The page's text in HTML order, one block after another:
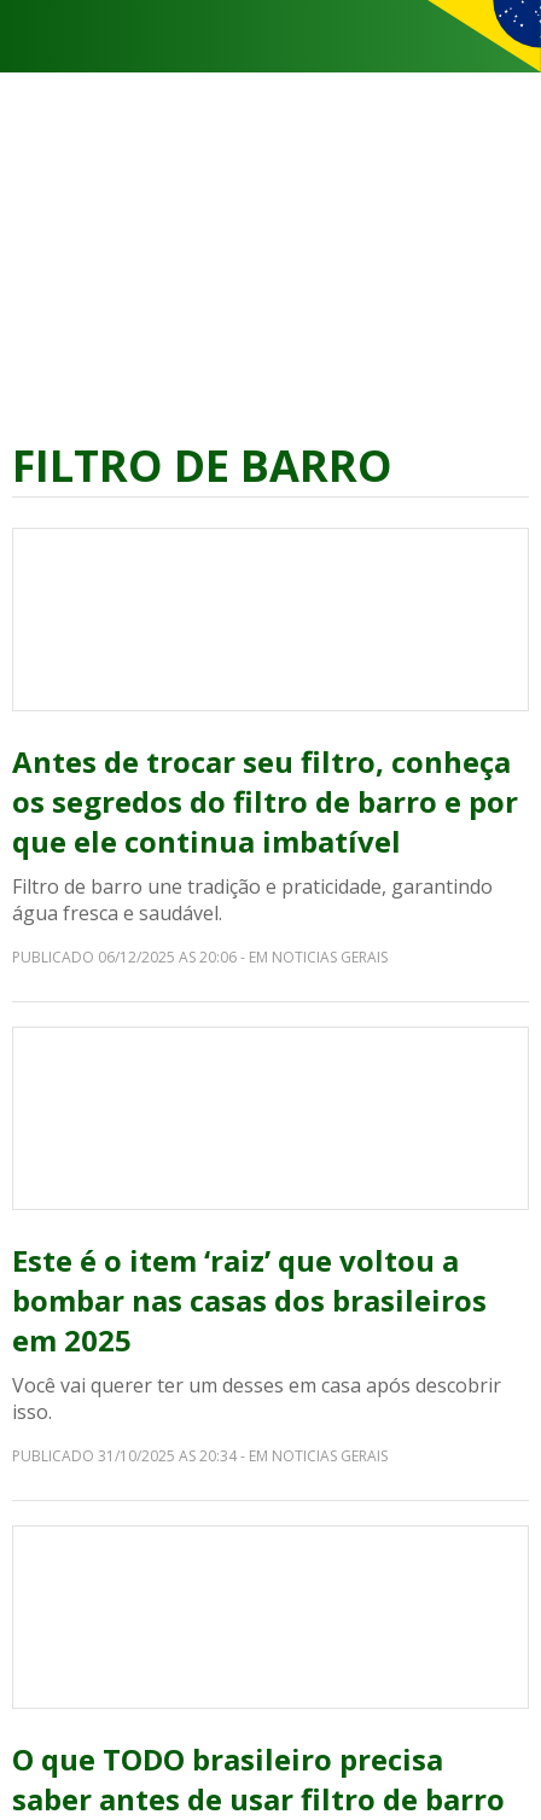
FILTRO DE BARRO
Antes de trocar seu filtro, conheça
os segredos do filtro de barro e por
que ele continua imbatível
Filtro de barro une tradição e praticidade, garantindo
água fresca e saudável.
PUBLICADO 06/12/2025 AS 20:06 - EM NOTICIAS GERAIS
Este é o item ‘raiz’ que voltou a
bombar nas casas dos brasileiros
em 2025
Você vai querer ter um desses em casa após descobrir
isso.
PUBLICADO 31/10/2025 AS 20:34 - EM NOTICIAS GERAIS
O que TODO brasileiro precisa
saber antes de usar filtro de barro